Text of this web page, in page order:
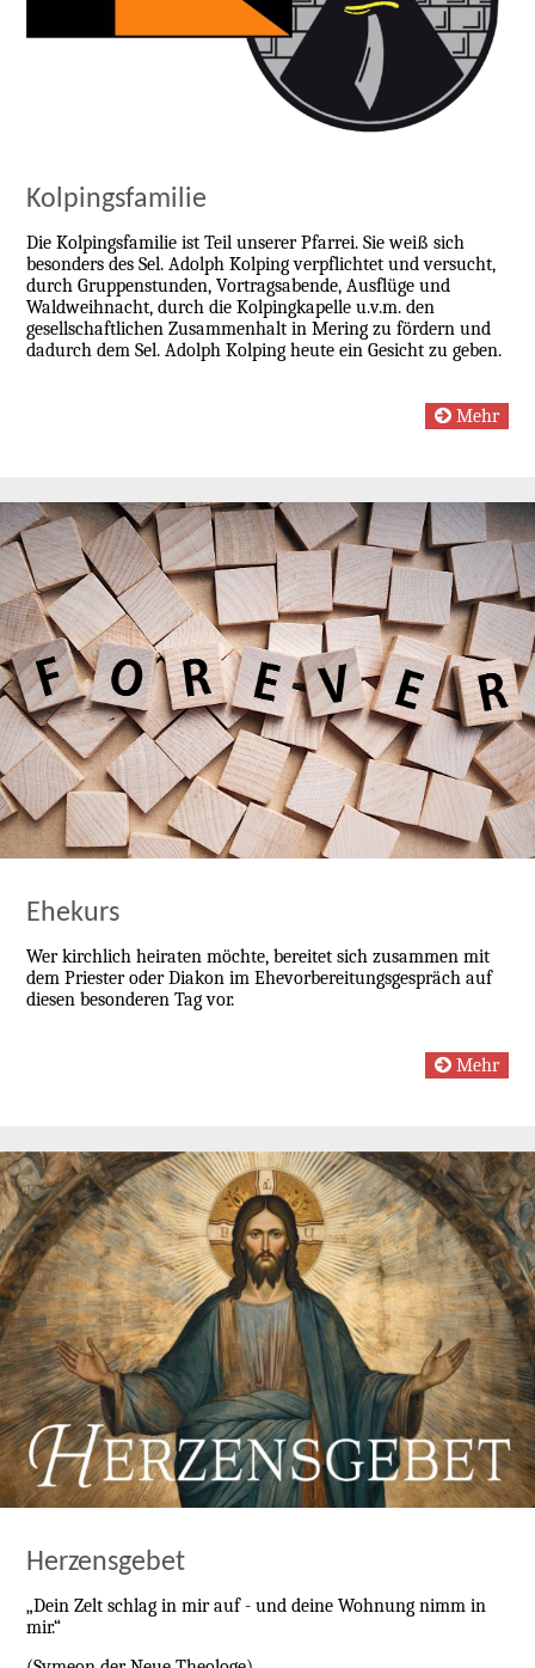
Kolpingsfamilie
Die Kolpingsfamilie ist Teil unserer Pfarrei. Sie weiß sich
besonders des Sel. Adolph Kolping verpflichtet und versucht,
durch Gruppenstunden, Vortragsabende, Ausflüge und
Waldweihnacht, durch die Kolpingkapelle u.v.m. den
gesellschaftlichen Zusammenhalt in Mering zu fördern und
dadurch dem Sel. Adolph Kolping heute ein Gesicht zu geben.
Mehr
Ehekurs
Wer kirchlich heiraten möchte, bereitet sich zusammen mit
dem Priester oder Diakon im Ehevorbereitungsgespräch auf
diesen besonderen Tag vor.
Mehr
Herzensgebet
„Dein Zelt schlag in mir auf - und deine Wohnung nimm in
mir.“